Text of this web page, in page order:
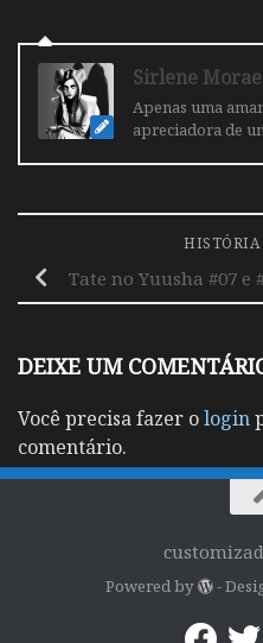
Sirlene
Apenas uma
apreciadora de
HISTÓRIA
Tate no Yuusha #07 e
DEIXE UM
Você precisa fazer ologin
comentário.
Powered by -